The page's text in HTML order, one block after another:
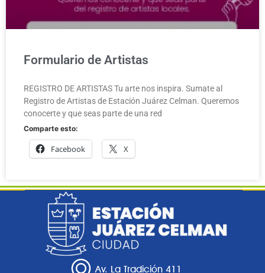
Formulario de Artistas
REGISTRO DE ARTISTAS Tu arte nos inspira. Sumate al
Registro de Artistas de Estación Juárez Celman. Queremos
conocerte y que seas parte de una red
Comparte esto:
Facebook X
Av. La Tradición 411